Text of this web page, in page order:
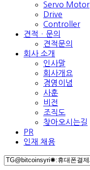
Servo Motor
Drive
Controller
견적ㆍ문의
견적문의
회사 소개
인사말
회사개요
경영이념
사훈
비전
조직도
찾아오시는길
PR
인재 채용